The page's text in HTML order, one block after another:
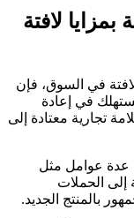
لافتة
في السوق، فإن
في إعادة
تجارية معتادة إلى
عدة عوامل مثل
إلى الحملات
بالمنتج الجديد.